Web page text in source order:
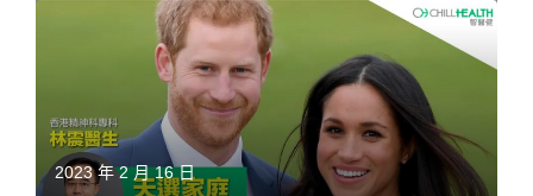
2023 年 2 月 16 日